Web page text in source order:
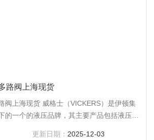
路阀上海现货
阀上海现货 威格士（VICKERS）是伊顿集
的一个的液压品牌，其主要产品包括液压
更新日期： 2025-12-03